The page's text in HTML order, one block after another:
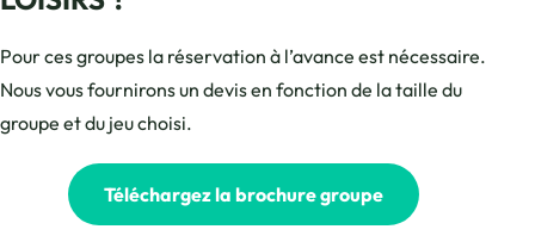
Pour ces groupes la réservation à l’avance est nécessaire.
Nous vous fournirons un devis en fonction de la taille du
groupe et du jeu choisi.
Téléchargez la brochure groupe